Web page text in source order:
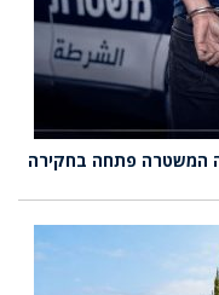
המשטרה פתחה בחקירה